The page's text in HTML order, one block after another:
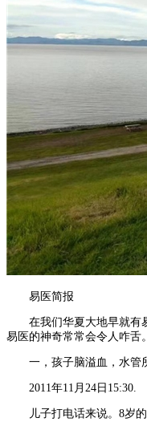
易医简报
在我们华夏大地早就有
易医的神奇常常会令人咋舌
一，孩子脑溢血，水管
2011年11月24日15:30.
儿子打电话来说。8岁